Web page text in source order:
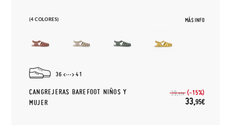
(4 COLORES) MÁS INFO
36 41
CANGREJERAS BAREFOOT NIÑOS Y
MUJER
39,95€ (-15%)
33,95€